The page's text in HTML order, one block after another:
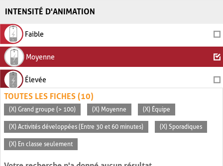
INTENSITÉ D'ANIMATION
Faible
Moyenne
Élevée
TOUTES LES FICHES (10)
(X) Grand groupe (> 100) (X) Moyenne (X) Équipe
(X) Activités développées (Entre 30 et 60 minutes) (X) Sporadiques
(X) En classe seulement